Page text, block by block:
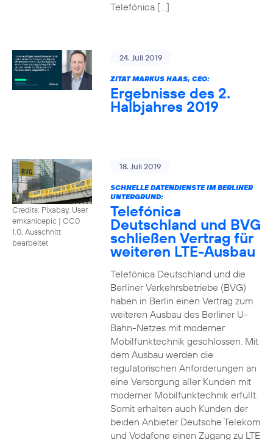
Telefónica […]
24. Juli 2019
ZITAT MARKUS HAAS, CEO:
Ergebnisse des 2.
Halbjahres 2019
Credits: Pixabay, User
emkanicepic | CC0
1.0, Ausschnitt
bearbeitet
18. Juli 2019
SCHNELLE DATENDIENSTE IM BERLINER
UNTERGRUND:
Telefónica
Deutschland und BVG
schließen Vertrag für
weiteren LTE-Ausbau
Telefónica Deutschland und die
Berliner Verkehrsbetriebe (BVG)
haben in Berlin einen Vertrag zum
weiteren Ausbau des Berliner U-
Bahn-Netzes mit moderner
Mobilfunktechnik geschlossen. Mit
dem Ausbau werden die
regulatorischen Anforderungen an
eine Versorgung aller Kunden mit
moderner Mobilfunktechnik erfüllt.
Somit erhalten auch Kunden der
beiden Anbieter Deutsche Telekom
und Vodafone einen Zugang zu LTE